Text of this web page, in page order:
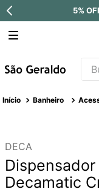
5%
Banheiro
DECA
Decamatic
TERMOS MAIS
4
torneira